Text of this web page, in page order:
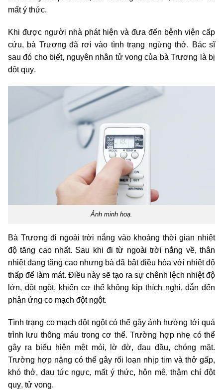
mất ý thức.
Khi được người nhà phát hiện và đưa đến bệnh viện cấp
cứu, bà Trương đã rơi vào tình trạng ngừng thở. Bác sĩ
sau đó cho biết, nguyên nhân tử vong của bà Trương là bị
đột quỵ.
Ảnh minh hoạ.
Bà Trương đi ngoài trời nắng vào khoảng thời gian nhiệt
độ tăng cao nhất. Sau khi đi từ ngoài trời nắng về, thân
nhiệt đang tăng cao nhưng bà đã bật điều hòa với nhiệt độ
thấp để làm mát. Điều này sẽ tạo ra sự chênh lệch nhiệt độ
lớn, đột ngột, khiến cơ thể không kịp thích nghi, dẫn đến
phản ứng co mạch đột ngột.
Tình trạng co mạch đột ngột có thể gây ảnh hưởng tới quá
trình lưu thông máu trong cơ thể. Trường hợp nhẹ có thể
gây ra biểu hiện mệt mỏi, lờ đờ, đau đầu, chóng mặt.
Trường hợp nặng có thể gây rối loạn nhịp tim và thở gấp,
khó thở, đau tức ngực, mất ý thức, hôn mê, thậm chí đột
quỵ, tử vong.